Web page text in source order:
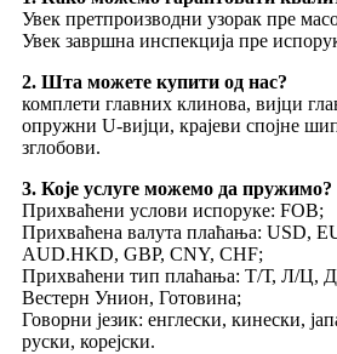
Увек претпроизводни узорак пре
Увек завршна инспекција пре
2. Шта можете купити од нас?
комплети главних клинова, вијци
опружни U-вијци, крајеви спојне
зглобови.
3. Које услуге можемо да пружимо?
Прихваћени услови испоруке: FOB;
Прихваћена валута плаћања: USD,
AUD.HKD, GBP, CNY, CHF;
Прихваћени тип плаћања: Т/Т, Л/Ц,
Вестерн Унион, Готовина;
Говорни језик: енглески, кинески,
руски, корејски.